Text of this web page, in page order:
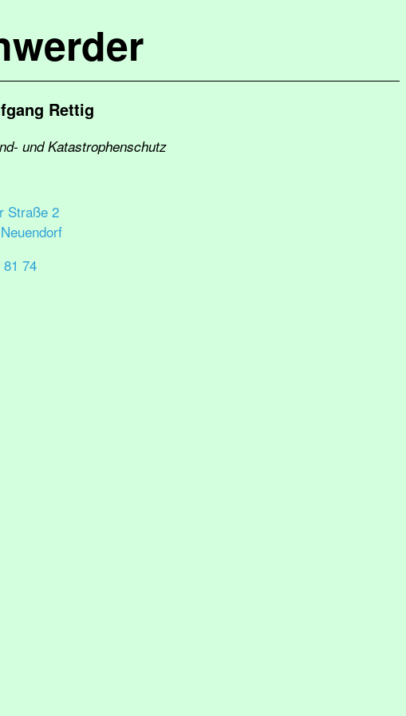
Rettig
und Katastrophenschutz
Straße 2
74